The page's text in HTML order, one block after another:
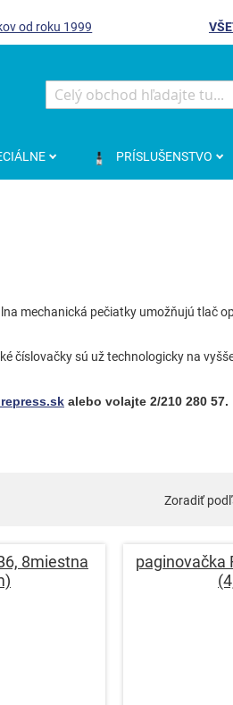
od roku 1999
PRÍSLUŠENSTVO
mechanická pečiatky umožňujú tlač
číslovačky sú už technologicky na
alebo volajte 2/210 280 57.
Zoradiť
8miestna
paginovačka